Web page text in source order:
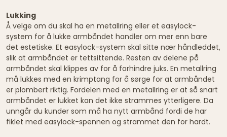
Lukking
Å velge om du skal ha en metallring eller et easylock-
system for å lukke armbåndet handler om mer enn bare
det estetiske. Et easylock-system skal sitte nær håndleddet,
slik at armbåndet er tettsittende. Resten av delene på
armbåndet skal klippes av for å forhindre juks. En metallring
må lukkes med en krimptang for å sørge for at armbåndet
er plombert riktig. Fordelen med en metallring er at så snart
armbåndet er lukket kan det ikke strammes ytterligere. Da
unngår du kunder som må ha nytt armbånd fordi de har
fiklet med easylock-spennen og strammet den for hardt.